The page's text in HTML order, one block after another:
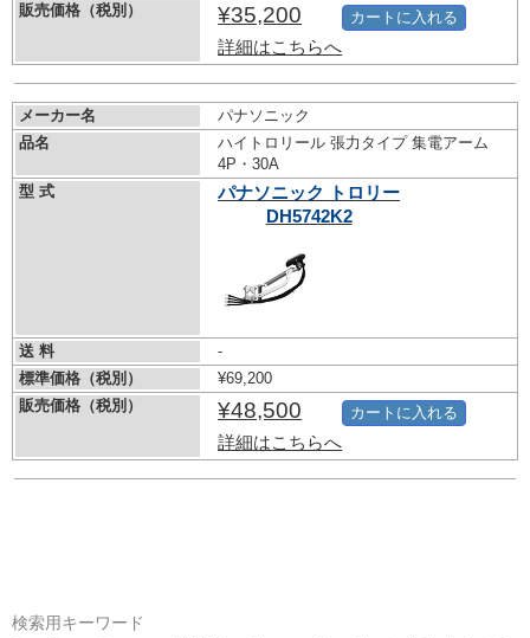
販売価格（税別）
¥35,200
詳細はこちらへ
カートに入れる
メーカー名
パナソニック
品名
ハイトロリール 張力タイプ 集電アーム
4P・30A
型 式
パナソニック トロリー
DH5742K2
送 料
-
標準価格（税別）
¥69,200
販売価格（税別）
¥48,500
詳細はこちらへ
カートに入れる
検索用キーワード